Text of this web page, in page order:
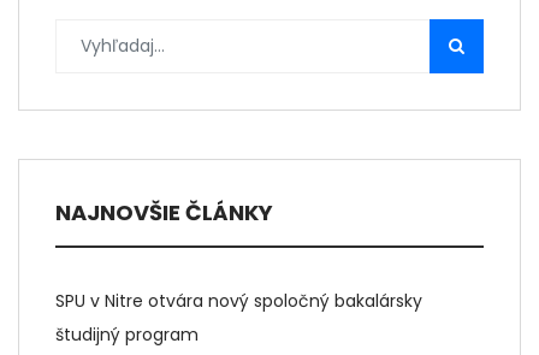
NAJNOVŠIE ČLÁNKY
SPU v Nitre otvára nový spoločný bakalársky
študijný program